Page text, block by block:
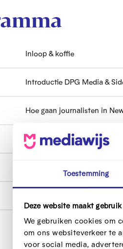
Toestemming
Deze website maakt
We gebruiken cookies om
om ons websiteverkeer te
voor social media,
Inloop & koffie
Introductie DPG Media &
Hoe gaan journalisten in
Rondleiding in News City
Workshop 'Zien is niet altijd